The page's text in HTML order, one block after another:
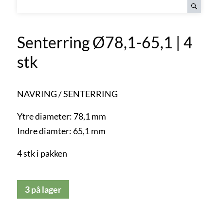
Senterring Ø78,1-65,1 | 4
stk
NAVRING / SENTERRING
Ytre diameter: 78,1 mm
Indre diamter: 65,1 mm
4 stk i pakken
3 på lager